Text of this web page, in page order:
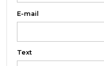
E-mail
Text